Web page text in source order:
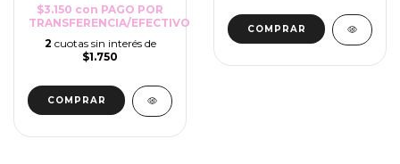
$3.150 con PAGO POR
TRANSFERENCIA/EFECTIVO
2 cuotas sin interés de
$1.750
COMPRAR
COMPRAR